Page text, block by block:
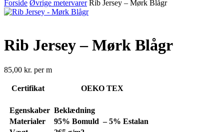
Cart
Forside Øvrige metervarer Rib Jersey – Mørk Blågr
Rib Jersey – Mørk Blågr
85,00 kr. per m
Certifikat OEKO TEX
Egenskaber Beklædning
Materialer
95% Bomuld – 5% Estalan